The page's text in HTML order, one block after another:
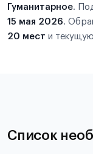
Гуманитарное.
15 мая 2026.
20 мест и
Список